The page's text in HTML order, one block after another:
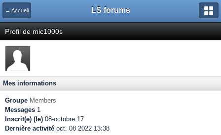
← Accueil LS forums
Profil de mic1000s
Mes informations
Groupe Members
Messages 1
Inscrit(e) (le) 08-octobre 17
Dernière activité oct. 08 2022 13:38